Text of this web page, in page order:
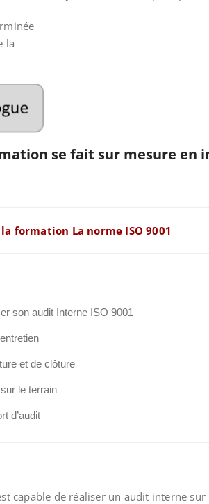
la
se fait sur mesure en
formation La norme ISO 9001
son audit Interne ISO 9001
et de clôture
le terrain
d’audit
capable de réaliser un audit interne